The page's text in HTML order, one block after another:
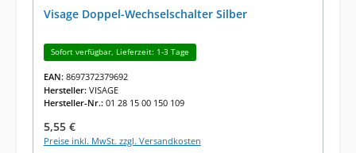
Visage Doppel-Wechselschalter Silber
Sofort verfügbar, Lieferzeit: 1-3 Tage
EAN: 8697372379692
Hersteller: VISAGE
Hersteller-Nr.: 01 28 15 00 150 109
Regulärer Preis:
5,55 €
Preise inkl. MwSt. zzgl. Versandkosten